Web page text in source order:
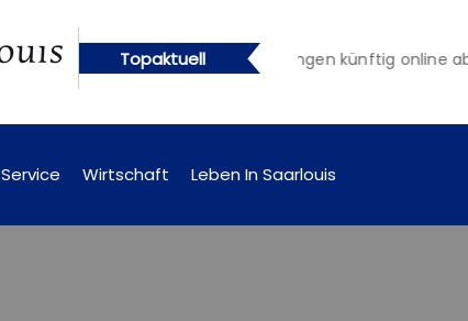
Topaktuell
Öffentliche Bekanntmachungen künftig online
Service Wirtschaft Leben In Saarlouis